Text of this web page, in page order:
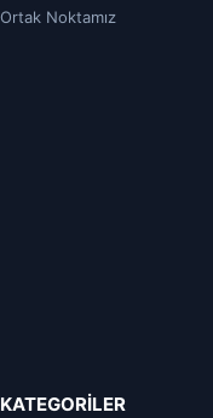
Ortak Noktamız
KATEGORİLER